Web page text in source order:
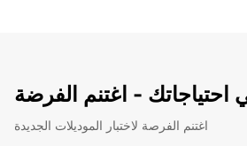
احتياجاتك - اغتنم الفرضة
اغتنم الفرصة لاختبار الموديلات الجديدة